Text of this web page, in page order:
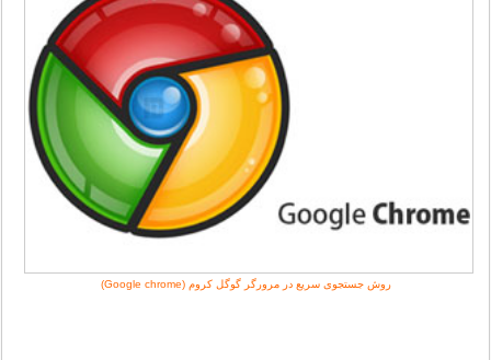
روش جستجوی سریع در مرورگر گوگل کروم (Google chrome)